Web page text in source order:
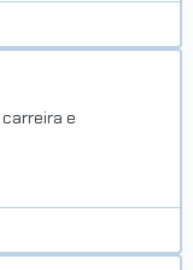
carreira e